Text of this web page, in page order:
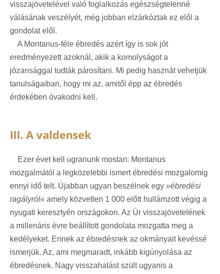
visszajövetelével való foglalkozás egészségtelenné
válásának veszélyét, még jobban elzárkóztak ez elől a
gondolat elől.
A Montanus-féle ébredés azért így is sok jót
eredményezett azoknál, akik a komolyságot a
józansággal tudták párosítani. Mi pedig hasznát vehetjük
tanulságaiban, hogy mi az, amitől épp az ébredés
érdekében óvakodni kell.
III. A valdensek
Ezer évet kell ugranunk mostan: Montanus
mozgalmától a legközelebbi ismert ébredési mozgalomig
ennyi idő telt. Újabban ugyan beszélnek egy »ébredési
ragályról« amely közvetlen 1 000 előtt hullámzott végig a
nyugati keresztyén országokon. Az Úr visszajövetelének
a millenáris évre beállított gondolata mozgatta meg a
kedélyeket. Ennek az ébredésnek az okmányait kevéssé
ismerjük. Az, ami megmaradt, inkább kigúnyolása az
ébredésnek. Nagy visszahatást szült ugyanis a